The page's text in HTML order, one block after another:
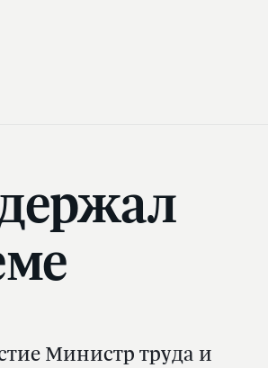
Министр труда и